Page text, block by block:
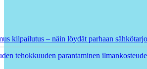
kilpailutus – näin löydät parhaan